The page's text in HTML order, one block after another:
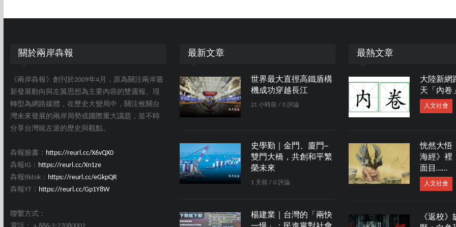
關於兩岸犇報
《兩岸犇報》創刊於2009年4月，原為關注兩岸最
新發展動向與左翼思想為主要內容的雙週報。現
轉型為網路媒體，在歷史大變局中，關注攸關台
灣未來發展的兩岸局勢或國際重大議題，並不時
分享台灣統左派的歷史與觀點。
犇報臉書： https://reurl.cc/X6vQX0
犇報IG： https://reurl.cc/Xn1ze
犇報tiktok： https://reurl.cc/eGkpQR
犇報YT： https://reurl.cc/Gp1Y8W
聯繫方式：
最新文章
世界最大直徑高鐵盾構
機成功穿越長江
21 小時前 / 0 評論
史學勤｜金門、廈門─
雙門大橋，共創和平繁
榮未來
1 天前 / 0 評論
楊建業｜台灣的「兩快
最熱文章
大陸新網
天「內卷
人文社會
恍然大悟
海經》裡
面目……
人文社會
《返校